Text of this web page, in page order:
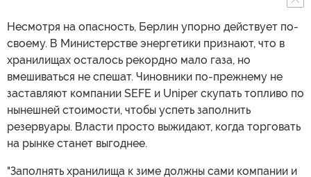
Несмотря на опасность, Берлин упорно действует по-
своему. В Министерстве энергетики признают, что в
хранилищах осталось рекордно мало газа, но
вмешиваться не спешат. Чиновники по-прежнему не
заставляют компании SEFE и Uniper скупать топливо по
нынешней стоимости, чтобы успеть заполнить
резервуары. Власти просто выжидают, когда торговать
на рынке станет выгоднее.
"Заполнять хранилища к зиме должны сами компании и